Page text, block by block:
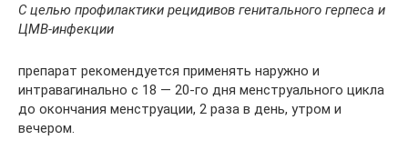
С целью профилактики рецидивов генитального герпеса и
ЦМВ-инфекции
препарат рекомендуется применять наружно и
интравагинально с 18 — 20-го дня менструального цикла
до окончания менструации, 2 раза в день, утром и
вечером.